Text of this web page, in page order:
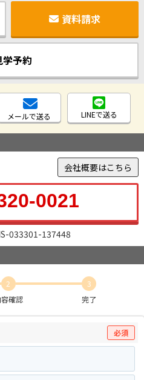
資料請求
学予約
メールで送る LINEで送る
会社概要はこちら
0021
033301-137448
2
容確認
3
完了
必須